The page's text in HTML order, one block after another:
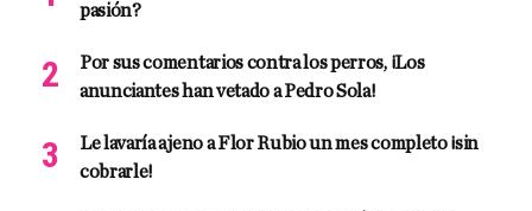
pasión?
Por sus comentarios contra los perros, ¡Los
anunciantes han vetado a Pedro Sola!
Le lavaría ajeno a Flor Rubio un mes completo ¡sin
cobrarle!